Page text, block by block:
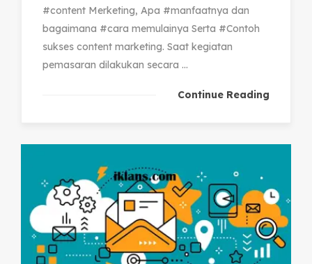
#content Merketing, Apa #manfaatnya dan
bagaimana #cara memulainya Serta #Contoh
sukses content marketing. Saat kegiatan
pemasaran dilakukan secara ...
Continue Reading